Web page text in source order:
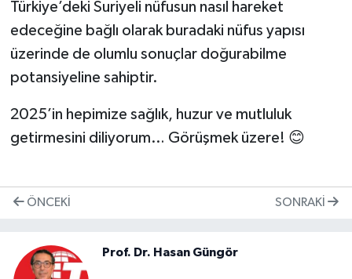
Türkiye’deki Suriyeli nüfusun nasıl hareket
edeceğine bağlı olarak buradaki nüfus yapısı
üzerinde de olumlu sonuçlar doğurabilme
potansiyeline sahiptir.
2025’in hepimize sağlık, huzur ve mutluluk
getirmesini diliyorum… Görüşmek üzere! 😊
ÖNCEKI SONRAKI
Prof. Dr. Hasan Güngör